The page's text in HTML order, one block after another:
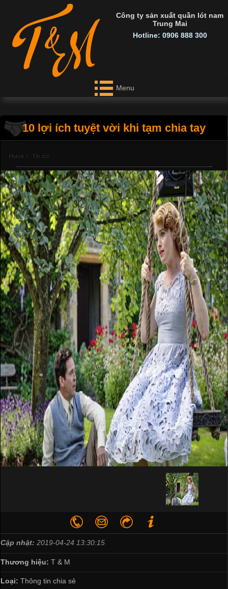
Công ty sản xuất quần lót nam
Trung Mai
Hotline: 0906 888 300
Menu
10 lợi ích tuyệt vời khi tạm chia tay
Home › Tin tức
Cập nhật: 2019-04-24 13:30:15
Thương hiệu: T & M
Loại: Thông tin chia sẻ